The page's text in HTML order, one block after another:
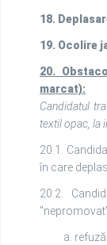
18.
19. Ocolire
20.
marcat):
Candidatul
textil opac, la
20.1.
în care
20.2.
a.